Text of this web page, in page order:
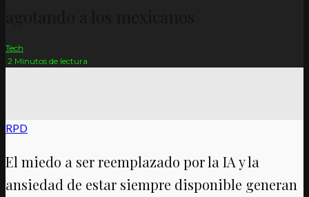
Tech
·2 Minutos de lectura
RPD
El miedo a ser reemplazado por la IA y la
ansiedad de estar siempre disponible generan